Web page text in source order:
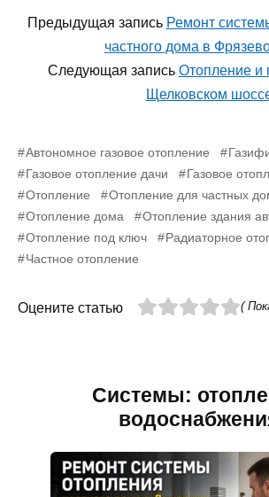
Предыдущая запись Ремонт
частного дома в
Следующая запись Отопление и
Щелковском
Автономное газовое отопление
Газовое отопление дачи
Газовое
Отопление
Отопление для частных
Отопление дома
Отопление здания
Отопление под ключ
Радиаторное
Частное отопление
Оцените статью (
Системы: